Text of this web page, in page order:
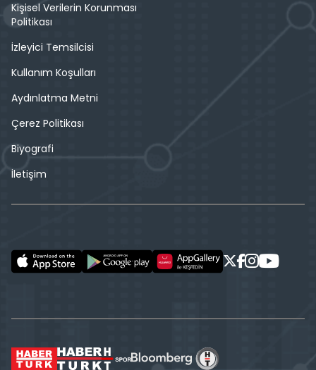
Kişisel Verilerin Korunması
Politikası
İzleyici Temsilcisi
Kullanım Koşulları
Aydınlatma Metni
Çerez Politikası
Biyografi
İletişim